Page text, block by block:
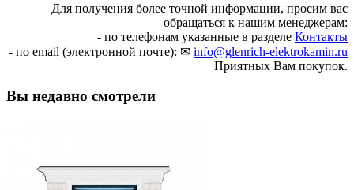
Для получения более точной информации, просим вас
обращаться к нашим менеджерам:
- по телефонам указанные в разделе Контакты
- по email (электронной почте): ✉ info@glenrich-elektrokamin.ru
Приятных Вам покупок.
Вы недавно смотрели